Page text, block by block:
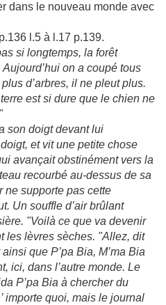
dans le nouveau monde avec
l.5 à l.17 p.139.
si longtemps, la forêt
Aujourd’hui on a coupé tous
d’arbres, il ne pleut plus.
est si dure que le chien ne
son doigt devant lui
et vit une petite chose
avançait obstinément vers la
recourbé au-dessus de sa
ne supporte pas cette
Un souffle d’air brûlant
"Voilà ce que va devenir
lèvres sèches. "Allez, dit
que P’pa Bia, M’ma Bia
ici, dans l’autre monde. Le
P’pa Bia à chercher du
importe quoi, mais le journal